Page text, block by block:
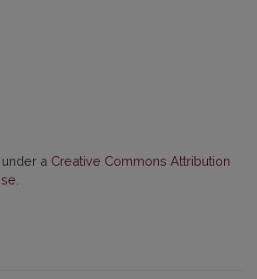
a Creative Commons Attribution